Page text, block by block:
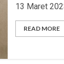
13 Maret
READ MORE